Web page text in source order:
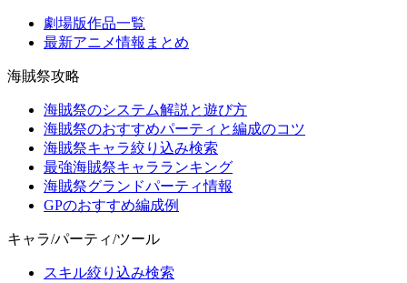
劇場版作品一覧
最新アニメ情報まとめ
海賊祭攻略
海賊祭のシステム解説と遊び方
海賊祭のおすすめパーティと編成のコツ
海賊祭キャラ絞り込み検索
最強海賊祭キャラランキング
海賊祭グランドパーティ情報
GPのおすすめ編成例
キャラ/パーティ/ツール
スキル絞り込み検索